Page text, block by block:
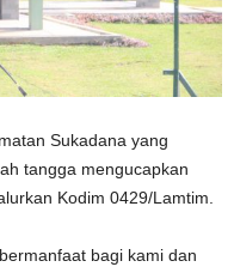
Sukadana yang
tangga mengucapkan
Kodim 0429/Lamtim.
bagi kami dan